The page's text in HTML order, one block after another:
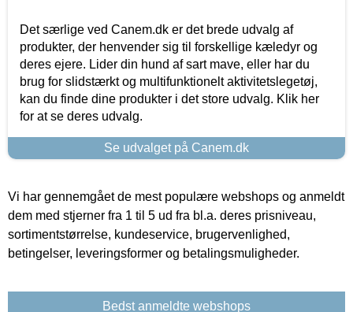
Det særlige ved Canem.dk er det brede udvalg af
produkter, der henvender sig til forskellige kæledyr og
deres ejere. Lider din hund af sart mave, eller har du
brug for slidstærkt og multifunktionelt aktivitetslegetøj,
kan du finde dine produkter i det store udvalg. Klik her
for at se deres udvalg.
Se udvalget på Canem.dk
Vi har gennemgået de mest populære webshops og anmeldt
dem med stjerner fra 1 til 5 ud fra bl.a. deres prisniveau,
sortimentstørrelse, kundeservice, brugervenlighed,
betingelser, leveringsformer og betalingsmuligheder.
Bedst anmeldte webshops